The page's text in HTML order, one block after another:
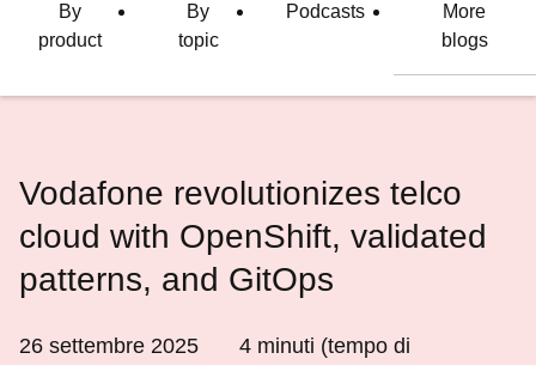
By
product
By
topic
Podcasts
More
blogs
Vodafone revolutionizes telco
cloud with OpenShift, validated
patterns, and GitOps
26 settembre 2025 4 minuti (tempo di